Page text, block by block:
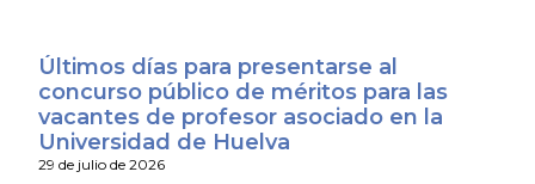
Últimos días para presentarse al
concurso público de méritos para las
vacantes de profesor asociado en la
Universidad de Huelva
29 de julio de 2026